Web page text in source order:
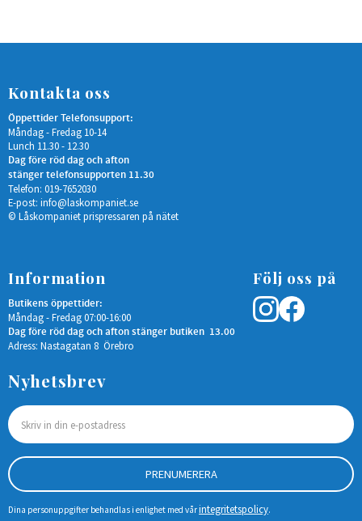
Kontakta oss
Öppettider Telefonsupport:
Måndag - Fredag 10-14
Lunch 11.30 - 12.30
Dag före röd dag och afton
stänger telefonsupporten 11.30
Telefon: 019-7652030
E-post: info@laskompaniet.se
© Låskompaniet prispressaren på nätet
Information
Butikens öppettider:
Måndag - Fredag 07:00-16:00
Dag före röd dag och afton stänger butiken 13.00
Adress: Nastagatan 8 Örebro
Följ oss på
Nyhetsbrev
PRENUMERERA
Dina personuppgifter behandlas i enlighet med vårintegritetspolicy.